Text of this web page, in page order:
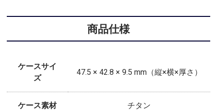
商品仕様
ケースサイ
ズ
47.5 × 42.8 × 9.5 mm（縦×横×厚さ）
ケース素材 チタン